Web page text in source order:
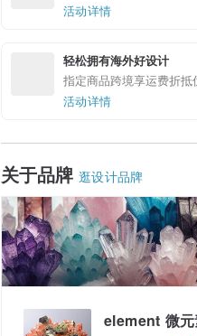
活动详情
轻松拥有海外好设计
指定商品跨境享运费折抵
活动详情
关于品牌 逛设计品牌
element 微